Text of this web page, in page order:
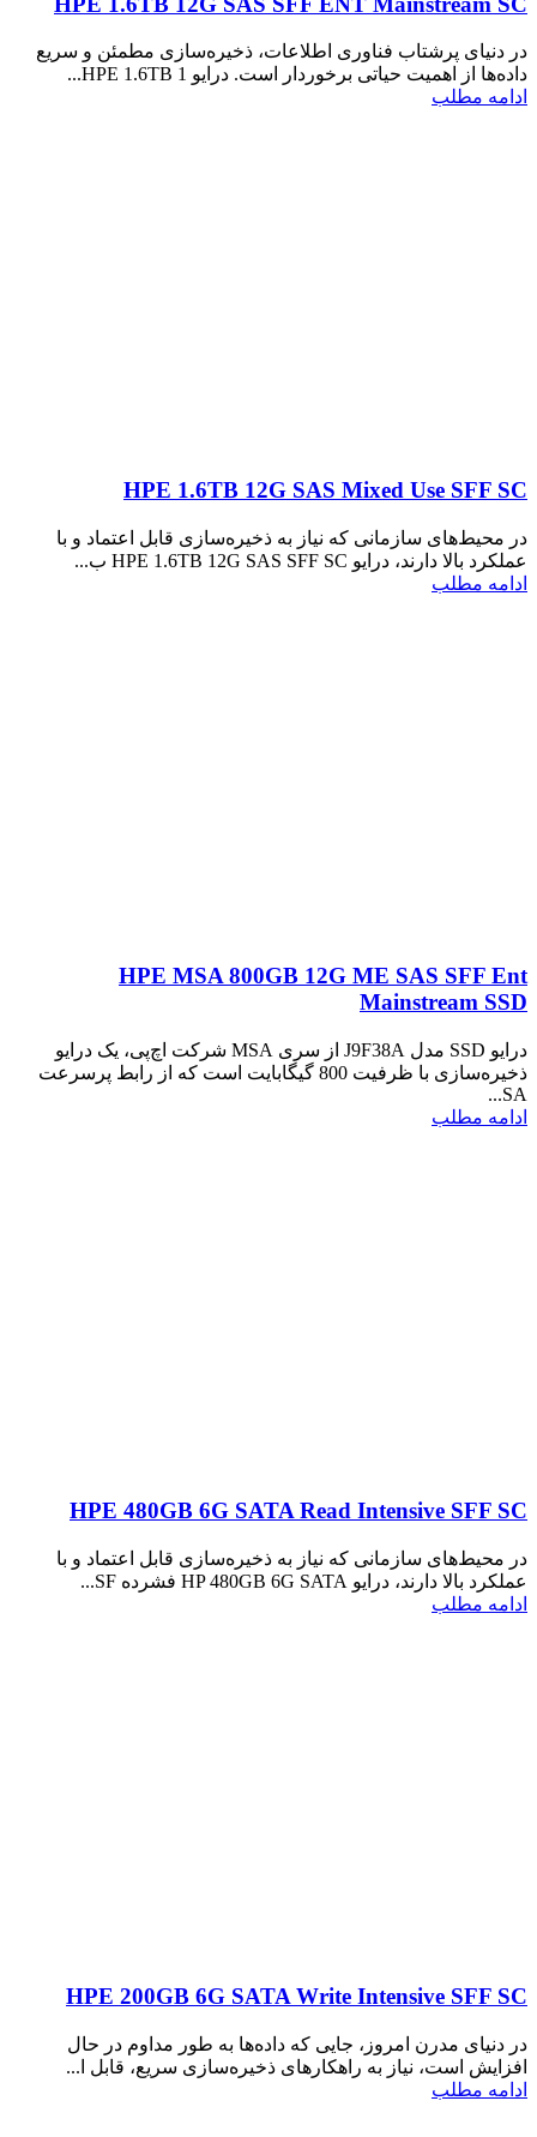
در دنیای پرشتاب فناوری اطلاعات، ذخیره‌سازی مطمئن و سریع
داده‌ها از اهمیت حیاتی برخوردار است. درایو HPE 1.6TB 1...
ادامه مطلب
HPE 1.6TB 12G SAS Mixed Use SFF SC
در محیط‌های سازمانی که نیاز به ذخیره‌سازی قابل اعتماد و با
عملکرد بالا دارند، درایو HPE 1.6TB 12G SAS SFF SC ب...
ادامه مطلب
HPE MSA 800GB 12G ME SAS SFF Ent
Mainstream SSD
درایو SSD مدل J9F38A از سری MSA شرکت اچ‌پی، یک درایو
ذخیره‌سازی با ظرفیت 800 گیگابایت است که از رابط پرسرعت
SA...
ادامه مطلب
HPE 480GB 6G SATA Read Intensive SFF SC
در محیط‌های سازمانی که نیاز به ذخیره‌سازی قابل اعتماد و با
عملکرد بالا دارند، درایو HP 480GB 6G SATA فشرده SF...
ادامه مطلب
HPE 200GB 6G SATA Write Intensive SFF SC
در دنیای مدرن امروز، جایی که داده‌ها به طور مداوم در حال
افزایش است، نیاز به راهکارهای ذخیره‌سازی سریع، قابل ا...
ادامه مطلب